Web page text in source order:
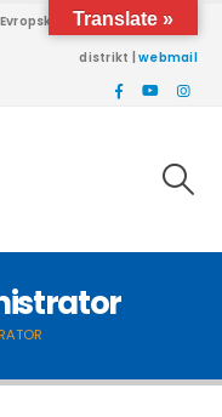
univerziteta Brčko
distrikt |webmail
Translate »